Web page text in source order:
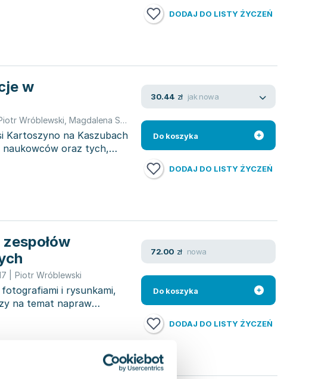
DODAJ DO LISTY ŻYCZEŃ
w
Wróblewski Magdalena Szcześniak ,Szcześniak Magda
Kartoszyno na Kaszubach
oraz tych,
30.44 zł jak nowa
Do koszyka
DODAJ DO LISTY ŻYCZEŃ
Piotr Wróblewski
i rysunkami,
na temat napraw
72.00 zł nowa
Do koszyka
DODAJ DO LISTY ŻYCZEŃ